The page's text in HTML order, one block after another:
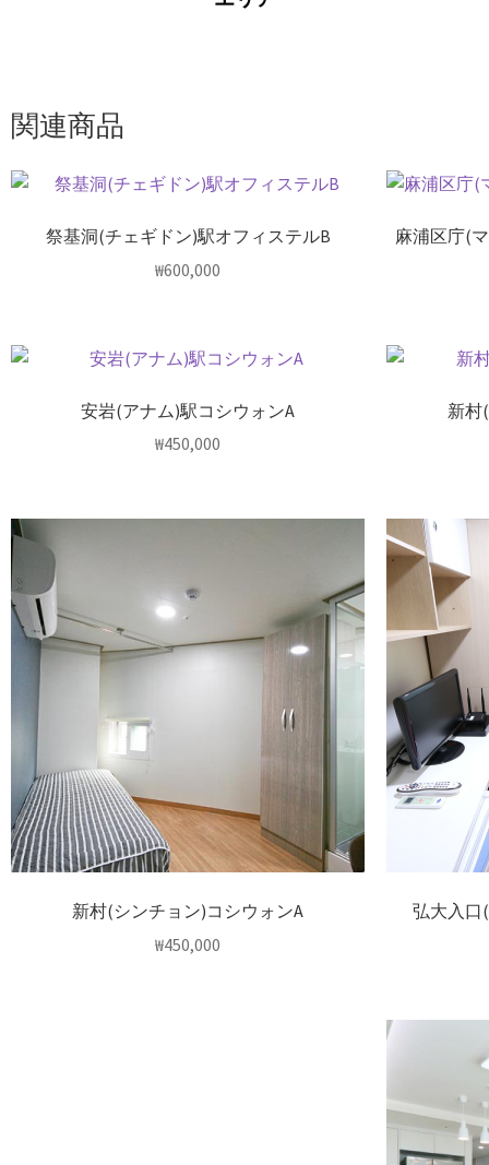
関連商品
祭基洞(チェギドン)駅オフィステルB
₩600,000
麻浦区庁(
安岩(アナム)駅コシウォンA
₩450,000
新村
新村(シンチョン)コシウォンA
₩450,000
弘大入口